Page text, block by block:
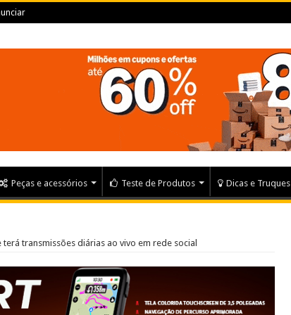
Peças e acessórios Teste de Produtos Dicas e Truques
terá transmissões diárias ao vivo em rede social